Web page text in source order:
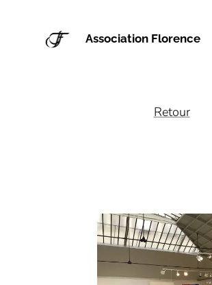
Association Florence
Retour